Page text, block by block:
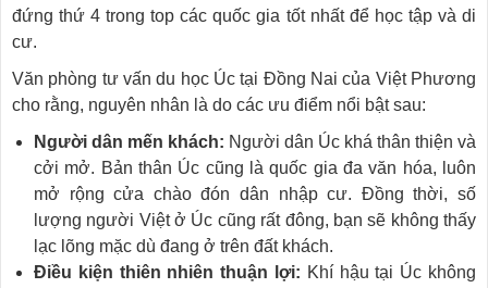
đứng thứ 4 trong top các quốc gia tốt nhất để học tập và di
cư.
Văn phòng tư vấn du học Úc tại Đồng Nai của Việt Phương
cho rằng, nguyên nhân là do các ưu điểm nổi bật sau:
Người dân mến khách: Người dân Úc khá thân thiện và
cởi mở. Bản thân Úc cũng là quốc gia đa văn hóa, luôn
mở rộng cửa chào đón dân nhập cư. Đồng thời, số
lượng người Việt ở Úc cũng rất đông, bạn sẽ không thấy
lạc lõng mặc dù đang ở trên đất khách.
Điều kiện thiên nhiên thuận lợi: Khí hậu tại Úc không